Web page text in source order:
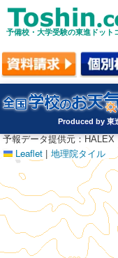
予備校・大学受験の東進ドット
Produced by 東
Leaflet | 地理院タイル
予報データ提供元：HALEX